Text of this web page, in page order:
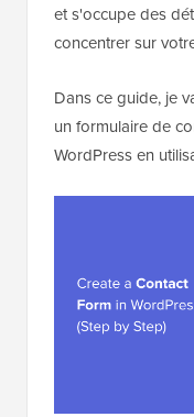
et s'occupe des
concentrer sur
Dans ce guide, je
un formulaire de
WordPress en